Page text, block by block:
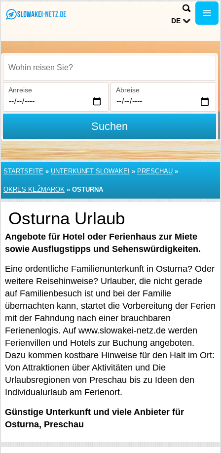
DE
Wohin reisen Sie?
Anreise Abreise
Suchen
STARTSEITE » UNTERKUNFT SLOWAKEI » PRESCHAU »
OKRES KEŽMAROK » OSTURNA
Osturna Urlaub
Angebote für Hotel oder Ferienhaus zur Miete
sowie Ausflugstipps und Sehenswürdigkeiten.
Eine ordentliche Familienunterkunft in Osturna? Oder
weitere Reisehinweise? Urlauber, die nicht gerade
auf Familienbesuch ist und bei der Familie
übernachten kann, startet die Vorbereitung der Ferien
mit der Fahndung nach einer brauchbaren
Ferienenlogis. Auf www.slowakei-netz.de werden
Ferienvillen und Hotels zur Buchung angeboten.
Dazu kommen kostbare Hinweise für den Halt im Ort:
Von Attraktionen über Aktivitäten und Die
Urlaubsregionen von Preschau bis zu Ideen den
Individualurlaub am Ferienort.
Günstige Unterkunft und viele Anbieter für
Osturna, Preschau